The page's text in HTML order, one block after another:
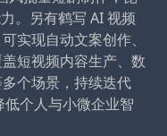
。另有鹤写 AI 视频
实现自动文案创作、
短视频内容生产、数
个场景，持续迭代
个人与小微企业智